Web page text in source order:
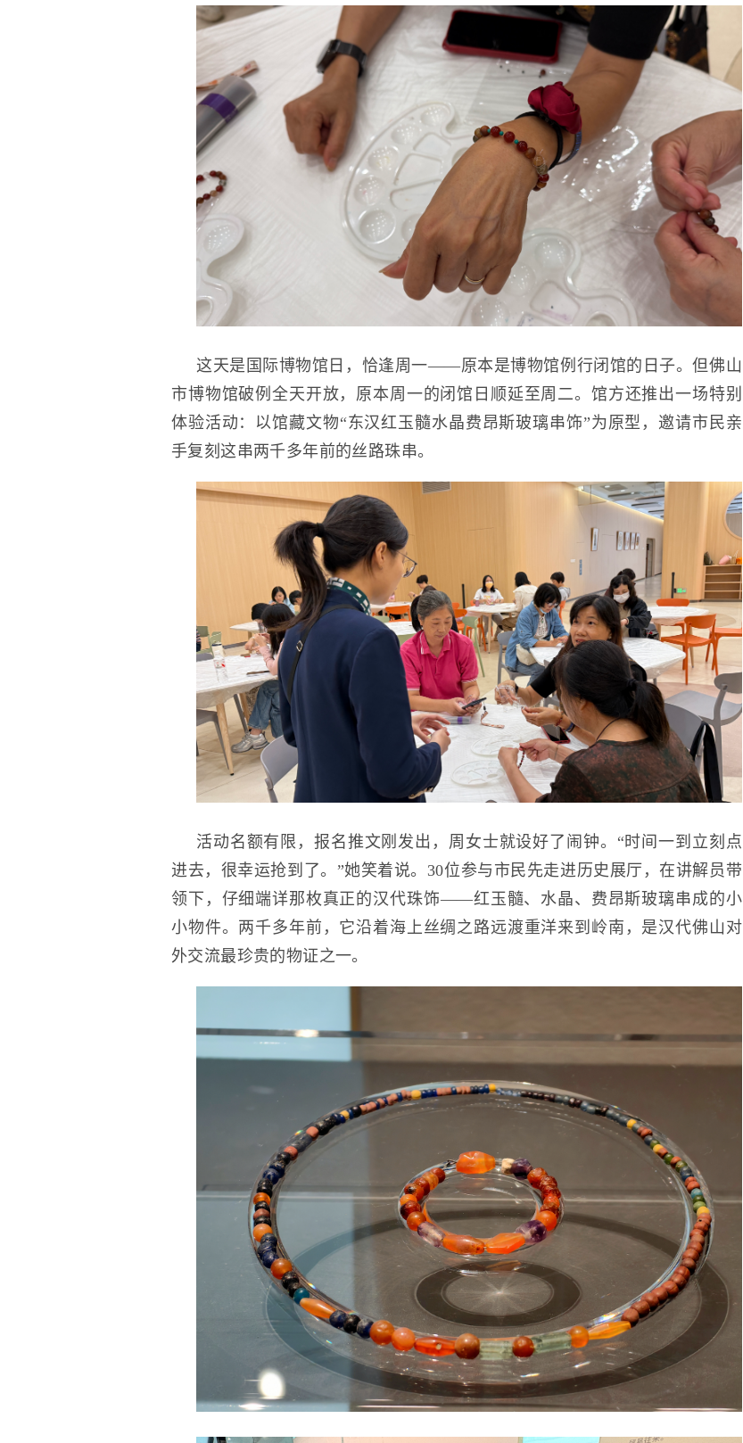
这天是国际博物馆日，恰逢周一——原本是博物馆例行闭馆的日子。但佛山
市博物馆破例全天开放，原本周一的闭馆日顺延至周二。馆方还推出一场特别
体验活动：以馆藏文物“东汉红玉髓水晶费昂斯玻璃串饰”为原型，邀请市民亲
手复刻这串两千多年前的丝路珠串。
活动名额有限，报名推文刚发出，周女士就设好了闹钟。“时间一到立刻点
进去，很幸运抢到了。”她笑着说。30位参与市民先走进历史展厅，在讲解员带
领下，仔细端详那枚真正的汉代珠饰——红玉髓、水晶、费昂斯玻璃串成的小
小物件。两千多年前，它沿着海上丝绸之路远渡重洋来到岭南，是汉代佛山对
外交流最珍贵的物证之一。